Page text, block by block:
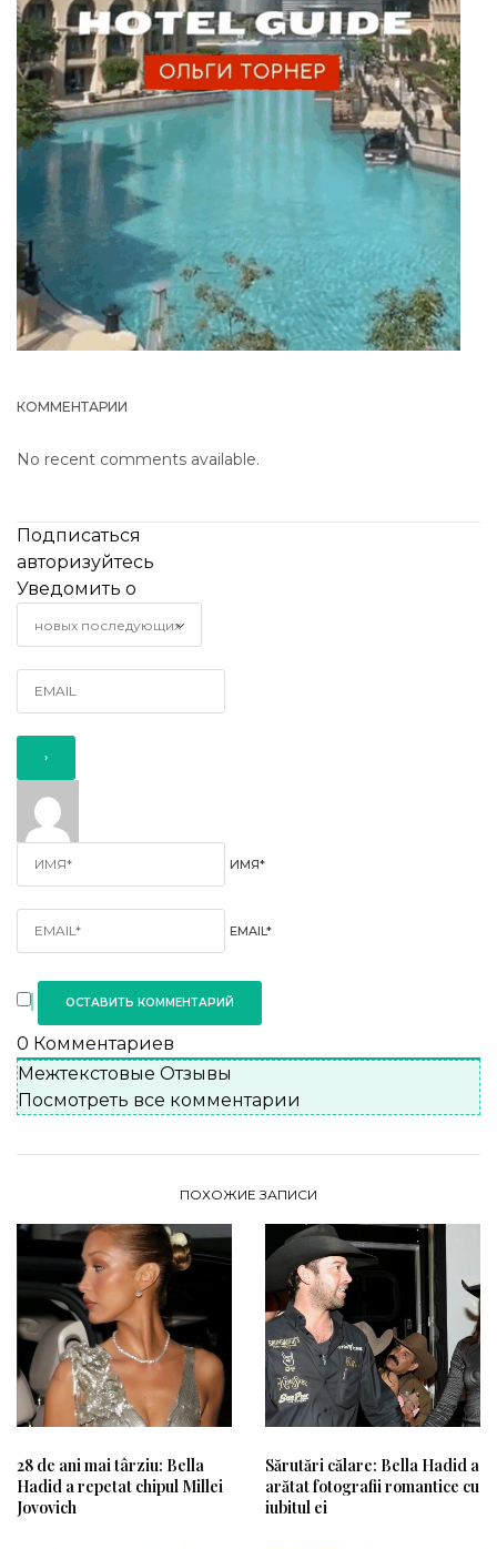
КОММЕНТАРИИ
No recent comments available.
Подписаться
авторизуйтесь
Уведомить о
ИМЯ*
EMAIL*
0 Комментариев
Межтекстовые Отзывы
Посмотреть все комментарии
ПОХОЖИЕ ЗАПИСИ
28 de ani mai târziu: Bella
Hadid a repetat chipul Millei
Jovovich
Sărutări călare: Bella Hadid a
arătat fotografii romantice cu
iubitul ei